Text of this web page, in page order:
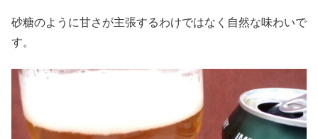
砂糖のように甘さが主張するわけではなく自然な味わいで
す。